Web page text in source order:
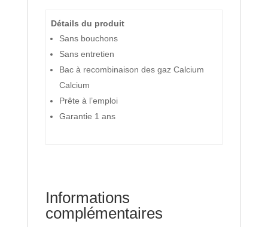
Détails du produit
Sans bouchons
Sans entretien
Bac à recombinaison des gaz Calcium
Calcium
Prête à l’emploi
Garantie 1 ans
Informations
complémentaires